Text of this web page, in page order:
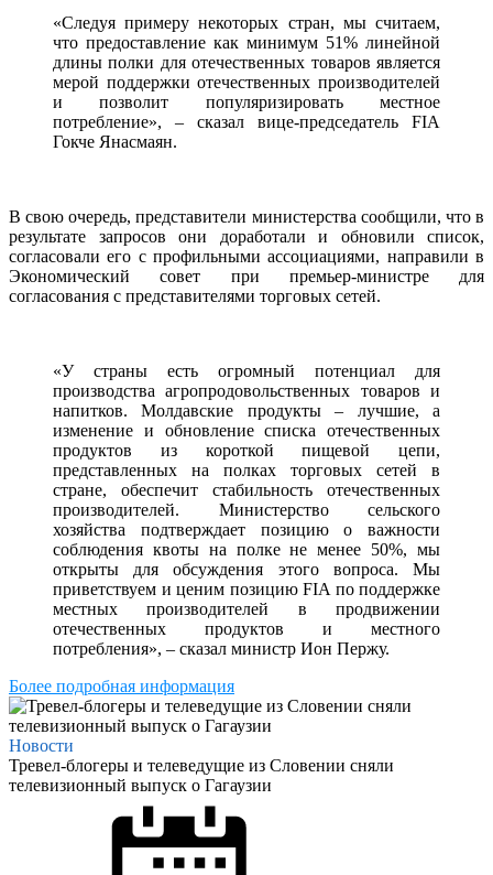
«Следуя примеру некоторых стран, мы считаем,
что предоставление как минимум 51% линейной
длины полки для отечественных товаров является
мерой поддержки отечественных производителей
и позволит популяризировать местное
потребление», – сказал вице-председатель FIA
Гокче Янасмаян.
В свою очередь, представители министерства сообщили, что в
результате запросов они доработали и обновили список,
согласовали его с профильными ассоциациями, направили в
Экономический совет при премьер-министре для
согласования с представителями торговых сетей.
«У страны есть огромный потенциал для
производства агропродовольственных товаров и
напитков. Молдавские продукты – лучшие, а
изменение и обновление списка отечественных
продуктов из короткой пищевой цепи,
представленных на полках торговых сетей в
стране, обеспечит стабильность отечественных
производителей. Министерство сельского
хозяйства подтверждает позицию о важности
соблюдения квоты на полке не менее 50%, мы
открыты для обсуждения этого вопроса. Мы
приветствуем и ценим позицию FIA по поддержке
местных производителей в продвижении
отечественных продуктов и местного
потребления», – сказал министр Ион Пержу.
Более подробная информация
Новости
Тревел-блогеры и телеведущие из Словении сняли
телевизионный выпуск о Гагаузии